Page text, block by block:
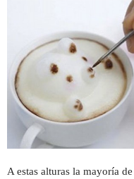
A estas alturas la mayoría